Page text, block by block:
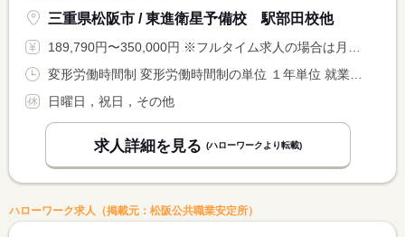
三重県松阪市 / 東進衛星予備校 駅部田校他
189,790円〜350,000円 ※フルタイム求人の場合は月額（換算額）、パート求人の場合は時間額を表示しています。
日曜日，祝日，その他
求人詳細を見る (ハローワークより転載)
ハローワーク求人（掲載元：松阪公共職業安定所）